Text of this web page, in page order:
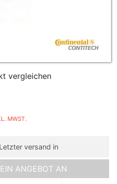
vergleichen
MWST.
Letzter versand in
ANGEBOT AN